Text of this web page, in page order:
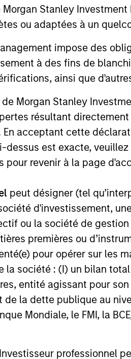
Stanley
ou adaptées à un
impose des
à des fins de
ainsi que
Morgan Stanley
résultant
En acceptant cette
est exacte,
pour revenir à la page
peut désigner (tel
d'investissement,
ou la société de
premières ou
pour opérer sur les
la société : (I) un bilan
entité agissant pour
la dette publique au
Mondiale, le FMI, la
professionnel
le marché
des
par un volume
des primes
privilégie
un impact
en présentant
2025 FIXED
2025
Income
how their
with bond
Social, and
help
sustainability
12-OCT-2025
for informational purposes
an offer to sell or a solicitation
under the securities,
a loss of principal.
page for important